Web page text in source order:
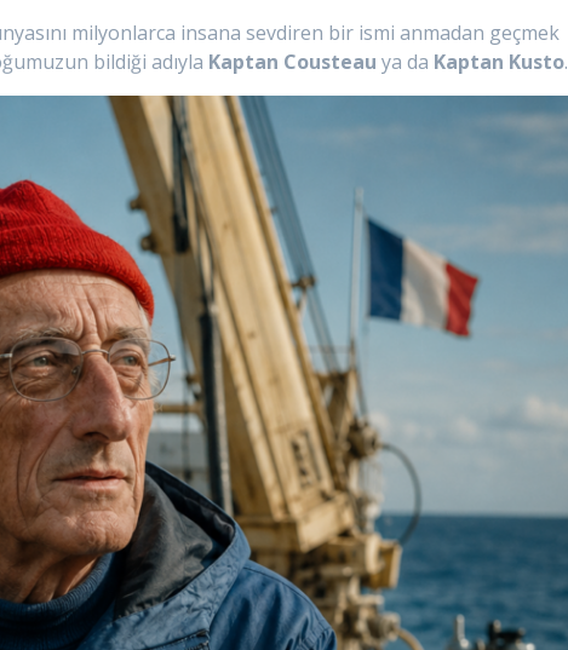
milyonlarca insana sevdiren bir ismi anmadan geçmek
bildiği adıyla Kaptan Cousteau ya da Kaptan Kusto.